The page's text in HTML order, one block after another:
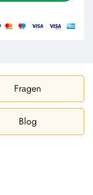
Fragen
Blog